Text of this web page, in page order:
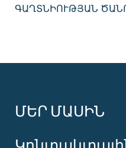
ԳԱՂՏՆԻՈՒԹՅԱՆ
ՄԵՐ ՄԱՍԻՆ